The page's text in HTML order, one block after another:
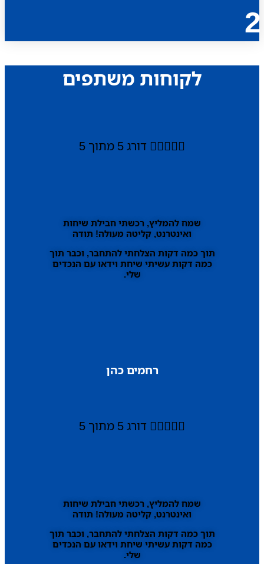
2
לקוחות משתפים
 דורג 5 מתוך 5
שמח להמליץ, רכשתי חבילת שיחות
ואינטרנט, קליטה מעולה! תודה
תוך כמה דקות הצלחתי להתחבר, וכבר תוך
כמה דקות עשיתי שיחת וידאו עם הנכדים
שלי.
רחמים כהן
 דורג 5 מתוך 5
שמח להמליץ, רכשתי חבילת שיחות
ואינטרנט, קליטה מעולה! תודה
תוך כמה דקות הצלחתי להתחבר, וכבר תוך
כמה דקות עשיתי שיחת וידאו עם הנכדים
שלי.